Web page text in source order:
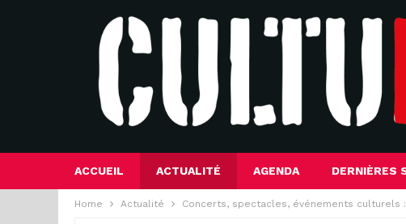
ACCUEIL ACTUALITÉ AGENDA DERNIÈRES
Home Actualité Concerts, spectacles, événements